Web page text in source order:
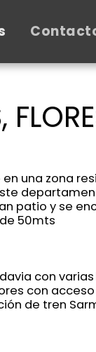
una zona
patio y se
50mts
con
con
de tren